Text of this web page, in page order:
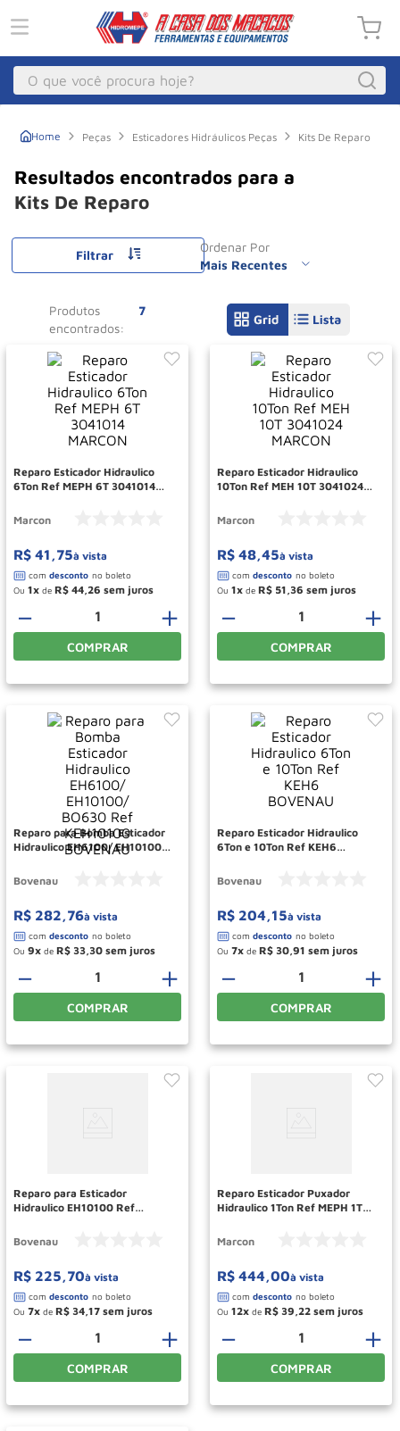
O que você procura hoje?
Peças Esticadores Hidráulicos Peças Kits De Reparo
Kits De Reparo
Ordenar Por
Mais Recentes
Filtrar
7
Produtos
Reparo Esticador Hidraulico
6Ton Ref MEPH 6T 3041014
Marcon
R$ 41 ,75à vista
Ou 1 de R$ 44,26
＋
－
COMPRAR
Reparo Esticador Hidraulico
10Ton Ref MEH 10T 3041024
Marcon
R$ 48,45à vista
Ou 1 de R$ 51,36
＋
－
COMPRAR
Reparo para Bomba Esticador
Hidraulico EH6100/ EH10100/
BOVENAU
Bovenau
R$ 282,76à vista
Ou 9 de R$ 33 30
＋
－
COMPRAR
Reparo Esticador Hidraulico
6Ton e 10Ton Ref KEH6
Bovenau
R$ 204,15à vista
Ou 7 de R$ 30 91
＋
－
COMPRAR
Reparo para Esticador
Hidraulico EH10100 Ref
Bovenau
R$ 225,70à vista
Ou 7 de R$ 34 17
＋
－
COMPRAR
Reparo Esticador Puxador
Hidraulico 1Ton Ref MEPH 1T
Marcon
R$ 444,00à vista
Ou 12 de R$ 39 22
＋
－
COMPRAR
1 º Macacos
3
Macaco Jacare
Macaco
Rodizio
Talha
Roda